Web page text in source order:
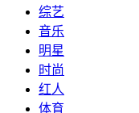
综艺
音乐
明星
时尚
红人
体育